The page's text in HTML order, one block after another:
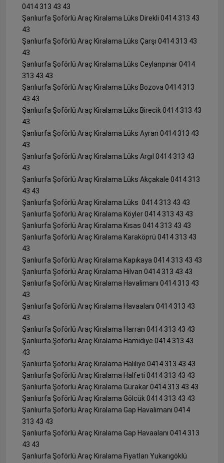
0414 313 43 43
Şanlıurfa Şoförlü Araç Kiralama Lüks Direkli 0414 313 43
43
Şanlıurfa Şoförlü Araç Kiralama Lüks Çarşı 0414 313 43
43
Şanlıurfa Şoförlü Araç Kiralama Lüks Ceylanpınar 0414
313 43 43
Şanlıurfa Şoförlü Araç Kiralama Lüks Bozova 0414 313
43 43
Şanlıurfa Şoförlü Araç Kiralama Lüks Birecik 0414 313 43
43
Şanlıurfa Şoförlü Araç Kiralama Lüks Ayran 0414 313 43
43
Şanlıurfa Şoförlü Araç Kiralama Lüks Argıl 0414 313 43
43
Şanlıurfa Şoförlü Araç Kiralama Lüks Akçakale 0414 313
43 43
Şanlıurfa Şoförlü Araç Kiralama Lüks 0414 313 43 43
Şanlıurfa Şoförlü Araç Kiralama Köyler 0414 313 43 43
Şanlıurfa Şoförlü Araç Kiralama Kısas 0414 313 43 43
Şanlıurfa Şoförlü Araç Kiralama Karaköprü 0414 313 43
43
Şanlıurfa Şoförlü Araç Kiralama Kapıkaya 0414 313 43 43
Şanlıurfa Şoförlü Araç Kiralama Hilvan 0414 313 43 43
Şanlıurfa Şoförlü Araç Kiralama Havalimanı 0414 313 43
43
Şanlıurfa Şoförlü Araç Kiralama Havaalanı 0414 313 43
43
Şanlıurfa Şoförlü Araç Kiralama Harran 0414 313 43 43
Şanlıurfa Şoförlü Araç Kiralama Hamidiye 0414 313 43
43
Şanlıurfa Şoförlü Araç Kiralama Haliliye 0414 313 43 43
Şanlıurfa Şoförlü Araç Kiralama Halfeti 0414 313 43 43
Şanlıurfa Şoförlü Araç Kiralama Gürakar 0414 313 43 43
Şanlıurfa Şoförlü Araç Kiralama Gölcük 0414 313 43 43
Şanlıurfa Şoförlü Araç Kiralama Gap Havalimanı 0414
313 43 43
Şanlıurfa Şoförlü Araç Kiralama Gap Havaalanı 0414 313
43 43
Şanlıurfa Şoförlü Araç Kiralama Fiyatları Yukarıgöklü